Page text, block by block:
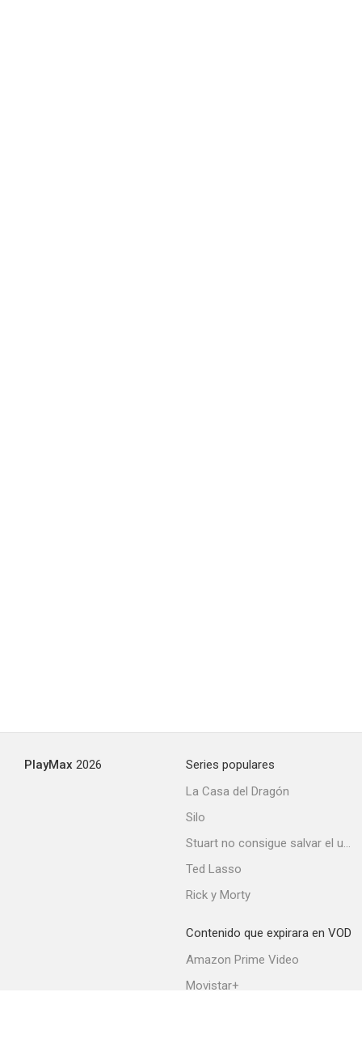
PlayMax 2026
Series populares
La Casa del Dragón
Silo
Stuart no consigue salvar el universo
Ted Lasso
Rick y Morty
Contenido que expirara en VOD
Amazon Prime Video
Movistar+